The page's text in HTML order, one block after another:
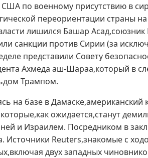
по военному присутствию в
переориентации страны
лишился Башар
санкции против Сирии (за
представили Совету
Ахмеда аш-Шараа,который в
Трампом.
на базе в
ожидается,станут
и Израилем. Посредником в
Источники Reuters,знакомые с
двух западных